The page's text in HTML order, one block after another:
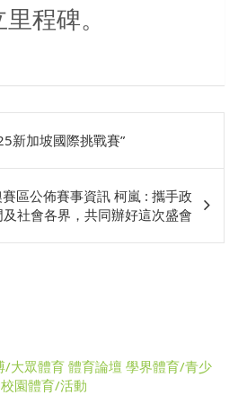
程碑。
新加坡國際挑戰賽”
區公佈賽事資訊 柯嵐 : 攜手政
及社會各界，共同辦好這次盛會
/大眾體育 體育論壇 學界體育/青少
校園體育/活動